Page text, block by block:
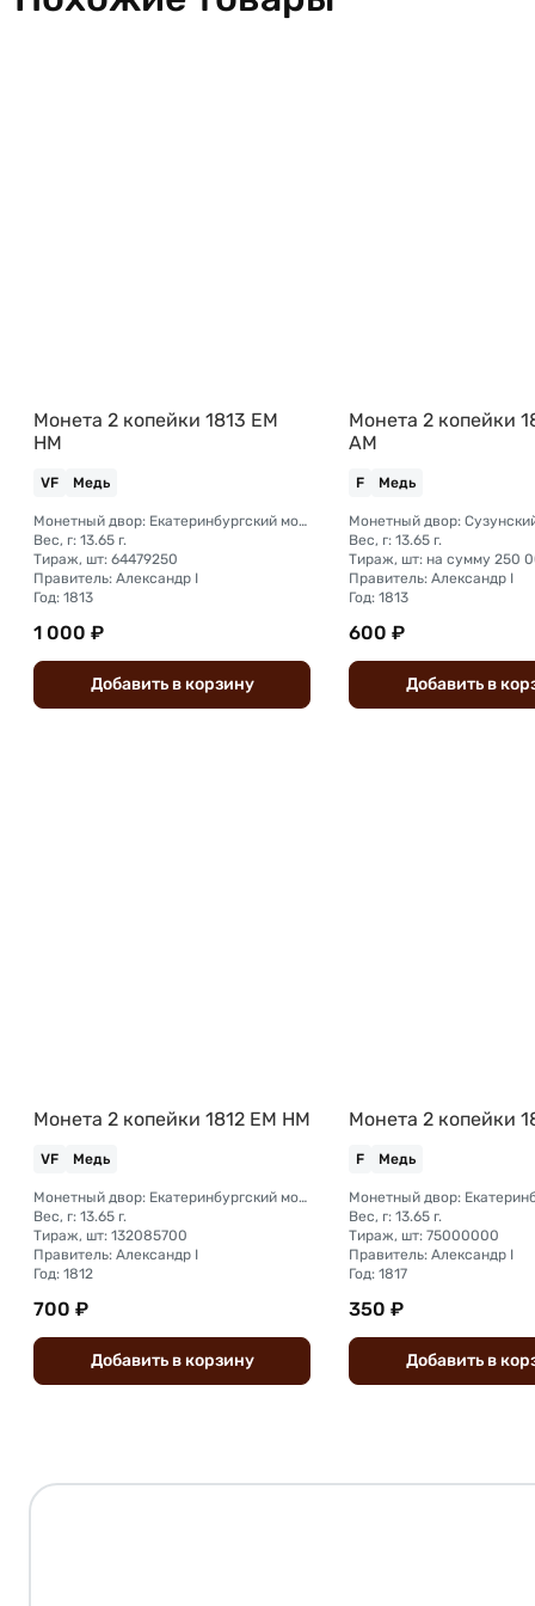
Монета 2 копейки 1813 ЕМ
НМ
VF Медь
Монетный двор: Екатеринбургский монетный двор
Вес, г: 13.65 г.
Тираж, шт: 64479250
Правитель: Александр I
Год: 1813
1 000 ₽
Добавить вкорзину
Монета 2 копейки
АМ
F Медь
Вес, г: 13.65 г.
Правитель: Александр I
Год: 1813
600 ₽
Добавить в
Монета 2 копейки 1812 ЕМ НМ
VF Медь
Монетный двор: Екатеринбургский монетный двор
Вес, г: 13.65 г.
Тираж, шт: 132085700
Правитель: Александр I
Год: 1812
700 ₽
Добавить вкорзину
Монета 2 копейки
F Медь
Вес, г: 13.65 г.
Тираж, шт: 75000000
Правитель: Александр I
Год: 1817
350 ₽
Добавить в